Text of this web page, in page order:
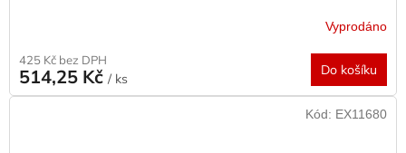
Vyprodáno
425 Kč bez DPH
514,25 Kč / ks
Do košíku
Kód: EX11680